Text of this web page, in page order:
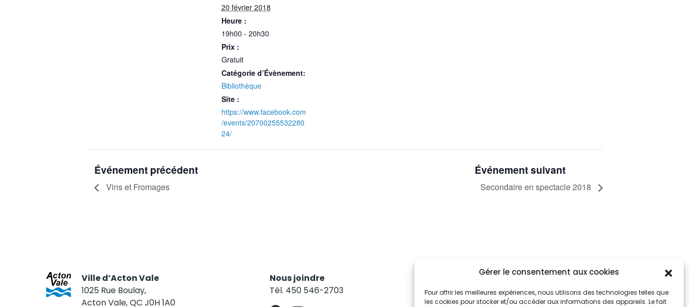
Gérer le consentement aux cookies
Pour offrir les meilleures expériences, nous utilisons des technologies telles que
les cookies pour stocker et/ou accéder aux informations des appareils. Le fait
20 février 2018
Heure :
19h00 - 20h30
Prix :
Gratuit
Catégorie d’Évènement:
Bibliothèque
Site :
https://www.facebook.com
/events/20700255532280
24/
Événement précédent
Vins et Fromages
Événement suivant
Secondaire en spectacle 2018
Ville d’Acton Vale
1025 Rue Boulay,
Acton Vale, QC J0H 1A0
Nous joindre
Tél. 450 546-2703
Restez informés
Abonnez-vous aux alertes municipales